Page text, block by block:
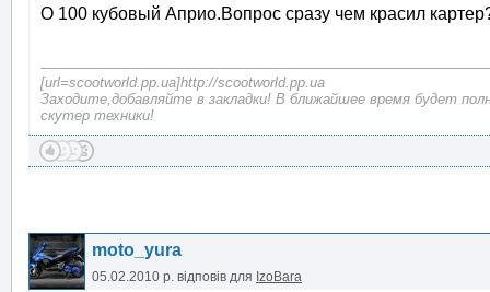
О 100 кубовый Априо.Вопрос сразу чем красил
[url=scootworld.pp.ua]http://scootworld.pp.ua
Заходите,добавляйте в закладки! В ближайшее время будет
скутер техники!
moto_yura
05.02.2010 р. відповів для IzoBara